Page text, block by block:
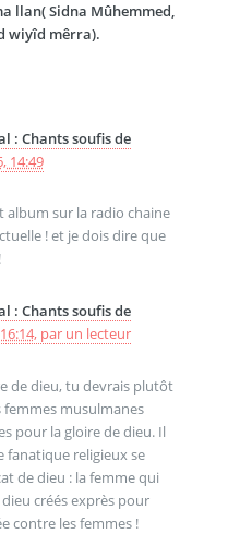
llan( Sidna Mûhemmed,
wiyîd mêrra).
: Chants soufis de
14:49
album sur la radio chaine
! et je dois dire que
: Chants soufis de
, par un lecteur
de dieu, tu devrais plutôt
musulmanes
pour la gloire de dieu. Il
fanatique religieux se
de dieu : la femme qui
créés exprès pour
contre les femmes !